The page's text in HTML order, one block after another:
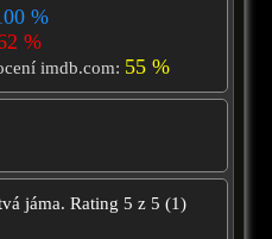
%
%
imdb.com: 55 %
jáma. Rating 5 z 5 (1)